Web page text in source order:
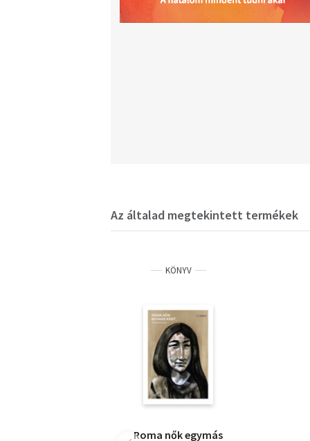
Az általad megtekintett termékek
KÖNYV
Roma nők egymás